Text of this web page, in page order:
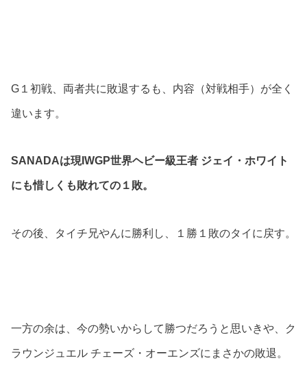
G１初戦、両者共に敗退するも、内容（対戦相手）が全く
違います。
SANADAは現IWGP世界ヘビー級王者 ジェイ・ホワイト
にも惜しくも敗れての１敗。
その後、タイチ兄やんに勝利し、１勝１敗のタイに戻す。
一方の余は、今の勢いからして勝つだろうと思いきや、ク
ラウンジュエル チェーズ・オーエンズにまさかの敗退。